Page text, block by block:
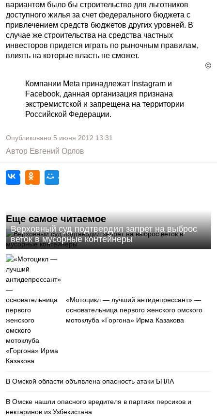
вариантом было бы строительство для льготников
доступного жилья за счет федерального бюджета с
привлечением средств бюджетов других уровней. В
случае же строительства на средства частных
инвесторов придется играть по рыночным правилам,
влиять на которые власть не сможет.
©
Компании Meta принадлежат Instagram и
Facebook, данная организация признана
экстремистской и запрещена на территории
Российской Федерации.
Опубликовано 5 июня 2012 13:31
Автор Евгений Орлов
Еще самое читаемое
Верховный суд подтвердил запрет на выброс
веток в мусорные контейнеры
«Мотоцикл — лучший антидепрессант» —
основательница первого женского омского
мотоклуба «Горгона» Ирма Казакова
В Омской области объявлена опасность атаки БПЛА
В Омске нашли опасного вредителя в партиях персиков и
нектаринов из Узбекистана